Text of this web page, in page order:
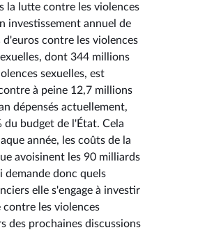
la lutte contre les violences
investissement annuel de
d'euros contre les violences
dont 344 millions
sexuelles, est
à peine 12,7 millions
dépensés actuellement,
du budget de l'État. Cela
année, les coûts de la
avoisinent les 90 milliards
demande donc quels
elle s'engage à investir
contre les violences
des prochaines discussions